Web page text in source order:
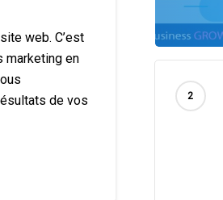
web. C’est
marketing en
de vos